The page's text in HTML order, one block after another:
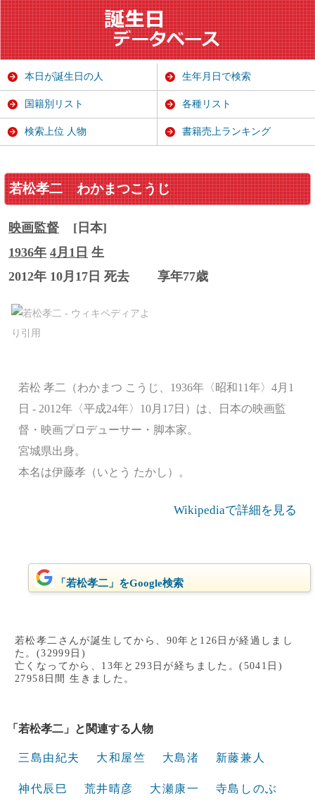
若松孝二 わかまつこうじ
映画監督
[日本]
1936年 4月1日 生
2012年 10月17日 死去
享年77歳
若松 孝二（わかまつ こうじ、1936年〈昭和11年〉4月1
日 - 2012年〈平成24年〉10月17日）は、日本の映画監
督・映画プロデューサー・脚本家。
宮城県出身。
本名は伊藤孝（いとう たかし）。
Wikipediaで詳細を見る
「若松孝二」をGoogle検索
若松孝二さんが誕生してから、90年と126日が経過しまし
た。(32999日)
亡くなってから、13年と293日が経ちました。(5041日)
27958日間 生きました。
「若松孝二」と関連する人物
三島由紀夫 大和屋竺 大島渚 新藤兼人
神代辰巳 荒井晴彦 大瀬康一 寺島しのぶ
本日が誕生日の人 生年月日で検索
国籍別リスト 各種リスト
検索上位 人物 書籍売上ランキング